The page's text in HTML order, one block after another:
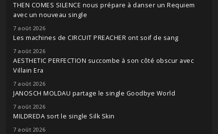
THEN COMES SILENCE nous prépare à danser un Requiem
avec un nouveau single
7 août 2026
Les machines de CIRCUIT PREACHER ont soif de sang
7 août 2026
AESTHETIC PERFECTION succombe à son côté obscur avec
Villain Era
7 août 2026
JANOSCH MOLDAU partage le single Goodbye World
7 août 2026
MILDREDA sort le single Silk Skin
7 août 2026